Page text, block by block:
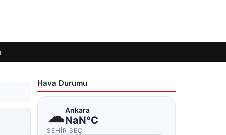
Hava Durumu
☁Ankara
NaN°C
ŞEHIR SEÇ